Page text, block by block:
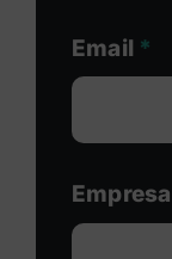
Email *
Empresa